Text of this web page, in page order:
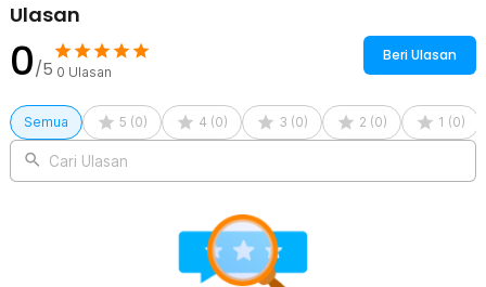
Ulasan
0/5 0 Ulasan
Beri Ulasan
Semua 5 (0) 4 (0) 3 (0) 2 (0) 1 (0)
Cari Ulasan